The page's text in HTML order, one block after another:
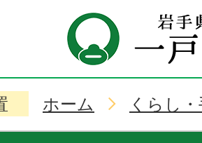
ホーム くらし